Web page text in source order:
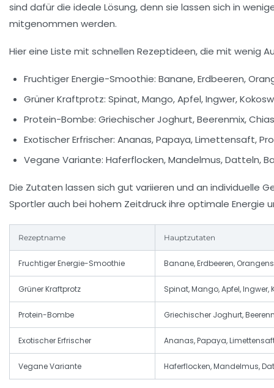
sind dafür die ideale Lösung, denn sie lassen sich in
mitgenommen werden.
Hier eine Liste mit schnellen Rezeptideen, die mit wenig
Fruchtiger Energie-Smoothie: Banane, Erdbeeren,
Grüner Kraftprotz: Spinat, Mango, Apfel, Ingwer,
Protein-Bombe: Griechischer Joghurt, Beerenmix,
Exotischer Erfrischer: Ananas, Papaya, Limettensaft,
Vegane Variante: Haferflocken, Mandelmus, Datteln,
Die Zutaten lassen sich gut variieren und an individuelle
Sportler auch bei hohem Zeitdruck ihre optimale Energie
Rezeptname Hauptzutaten
Fruchtiger Energie-Smoothie Banane, Erdbeeren,
Grüner Kraftprotz Spinat, Mango, Apfel, Ingwer,
Protein-Bombe Griechischer Joghurt,
Exotischer Erfrischer Ananas, Papaya,
Vegane Variante Haferflocken, Mandelmus,